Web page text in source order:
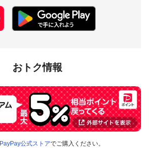
おトク情報
PayPay公式ストアでご購入ください。